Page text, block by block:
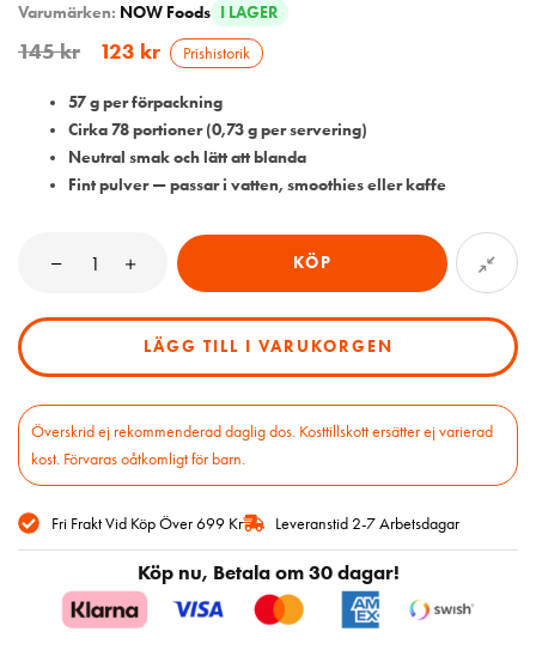
Varumärken: NOW Foods I LAGER
145kr 123 kr Prishistorik
57 g per förpackning
Cirka 78 portioner (0,73 g per servering)
Neutral smak och lätt att blanda
Fint pulver — passar i vatten, smoothies eller kaffe
KÖP
LÄGG TILL I VARUKORGEN
Överskrid ej rekommenderad daglig dos. Kosttillskott ersätter ej varierad
kost. Förvaras oåtkomligt för barn.
Fri Frakt Vid Köp Över 699 Kr Leveranstid 2-7 Arbetsdagar
Köp nu, Betala om 30 dagar!